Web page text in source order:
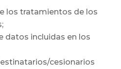
los tratamientos de los
datos incluidas en los
cesionarios